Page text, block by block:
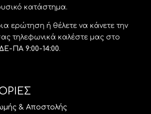
κατάστημα.
ερώτηση ή θέλετε να κάνετε την
τηλεφωνικά καλέστε μας στο
ΠΑ 9:00-14:00.
& Αποστολής